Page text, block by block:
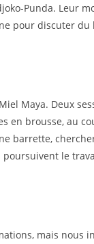
Punda. Leur
pour discuter du
Maya. Deux
brousse, au
barrette,
poursuivent le
mais nous